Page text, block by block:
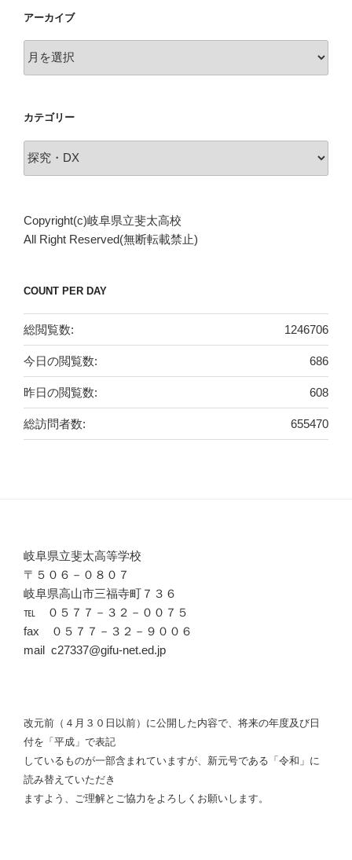
アーカイブ
ー
ブ
カテゴリー
テ
ー
Copyright(c)岐阜県立斐太高校
All Right Reserved(無断転載禁止)
COUNT PER DAY
1246706
総閲覧数:
686
今日の閲覧数:
608
昨日の閲覧数:
655470
総訪問者数:
岐阜県立斐太高等学校
〒５０６－０８０７
岐阜県高山市三福寺町７３６
℡ ０５７７－３２－００７５
fax ０５７７－３２－９００６
mail c27337@gifu-net.ed.jp
改元前（４月３０日以前）に公開した内容で、将来の年度及び日
付を「平成」で表記
しているものが一部含まれていますが、新元号である「令和」に
読み替えていただき
ますよう、ご理解とご協力をよろしくお願いします。